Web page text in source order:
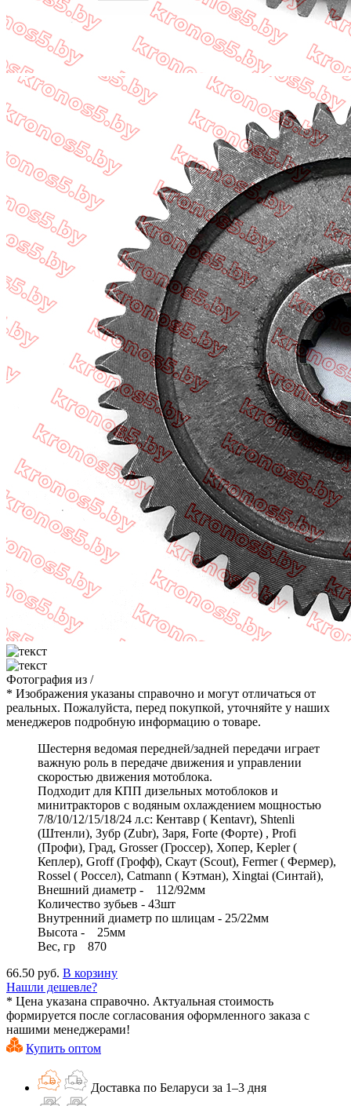
Фотография из /
* Изображения указаны справочно и могут отличаться от
реальных. Пожалуйста, перед покупкой, уточняйте у наших
менеджеров подробную информацию о товаре.
Шестерня ведомая передней/задней передачи играет
важную роль в передаче движения и управлении
скоростью движения мотоблока.
Подходит для КПП дизельных мотоблоков и
минитракторов с водяным охлаждением мощностью
7/8/10/12/15/18/24 л.с: Кентавр ( Kentavr), Shtenli
(Штенли), Зубр (Zubr), Заря, Forte (Форте) , Profi
(Профи), Град, Grosser (Гроссер), Хопер, Kepler (
Кеплер), Groff (Грофф), Скаут (Scout), Fermer ( Фермер),
Rossel ( Россел), Catmann ( Кэтман), Xingtai (Синтай),
Внешний диаметр - 112/92мм
Количество зубьев - 43шт
Внутренний диаметр по шлицам - 25/22мм
Высота - 25мм
Вес, гр 870
66.50 руб. В корзину
Нашли дешевле?
* Цена указана справочно. Актуальная стоимость
формируется после согласования оформленного заказа с
нашими менеджерами!
Купить оптом
Доставка по Беларуси за 1–3 дня